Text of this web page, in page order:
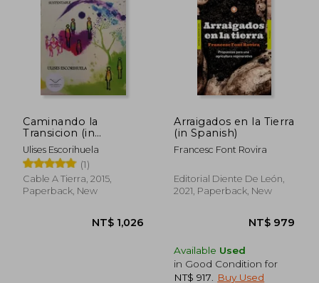
Caminando la
Transicion (in
Spanish)
Ulises Escorihuela
(1)
Cable A Tierra, 2015,
Paperback, New
Arraigados en la Tierra
(in Spanish)
Francesc Font Rovira
Editorial Diente De León,
2021, Paperback, New
Available Used
in Good Condition for
NT$ 917
Buy Used